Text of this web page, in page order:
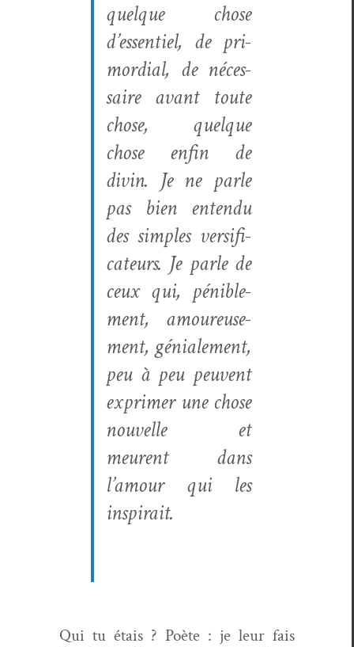
quelque chose
d’essen­tiel, de pri­
mor­dial, de néces­
saire avant toute
chose, quelque
chose enfin de
divin. Je ne par­le
pas bien enten­du
des sim­ples ver­sifi­
ca­teurs. Je par­le de
ceux qui, pénible­
ment, amoureuse­
ment, géniale­ment,
peu à peu peu­vent
exprimer une chose
nou­velle et
meurent dans
l’amour qui les
inspirait.
Qui tu étais ? Poète : je leur fais